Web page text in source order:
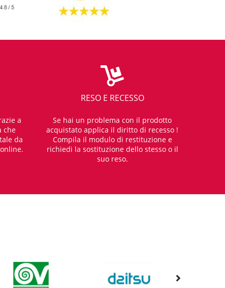
di design ad un prezzo conveniente.
a
che
da
RESO E RECESSO
Se hai un problema con il prodotto
acquistato applica il diritto di recesso !
Compila il modulo di restituzione e
richiedi la sostituzione dello stesso o il
suo reso.